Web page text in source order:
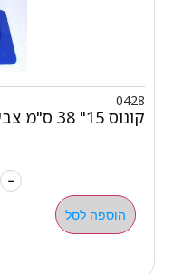
0428
קונוס 15" 38 ס"מ צבעוני
-
הוספה לסל